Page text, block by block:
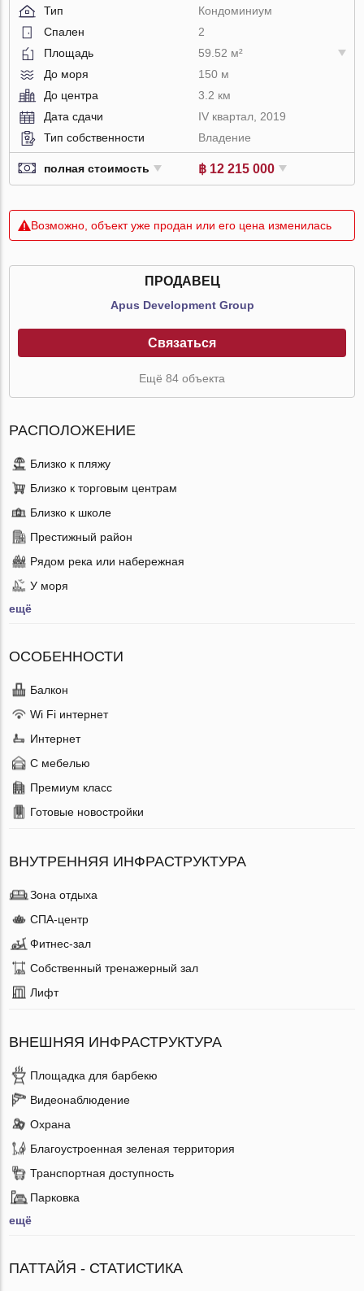
Тип
Кондоминиум
Спален
2
Площадь
59.52 м²
До моря
150 м
До центра
3.2 км
Дата сдачи
IV квартал, 2019
Тип собственности
Владение
полная стоимость ฿ 12 215 000
Возможно, объект уже продан или его цена изменилась
ПРОДАВЕЦ
Apus Development Group
Связаться
Ещё 84 объекта
РАСПОЛОЖЕНИЕ
Близко к пляжу
Близко к торговым центрам
Близко к школе
Престижный район
Рядом река или набережная
У моря
ещё
ОСОБЕННОСТИ
Балкон
Wi Fi интернет
Интернет
С мебелью
Премиум класс
Готовые новостройки
ВНУТРЕННЯЯ ИНФРАСТРУКТУРА
Зона отдыха
СПА-центр
Фитнес-зал
Собственный тренажерный зал
Лифт
ВНЕШНЯЯ ИНФРАСТРУКТУРА
Площадка для барбекю
Видеонаблюдение
Охрана
Благоустроенная зеленая территория
Транспортная доступность
Парковка
ещё
ПАТТАЙЯ - СТАТИСТИКА